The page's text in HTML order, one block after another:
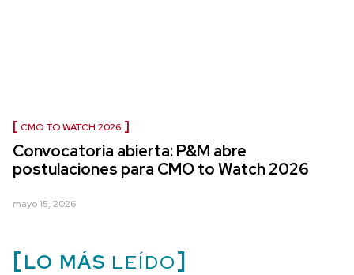
CMO TO WATCH 2026
Convocatoria abierta: P&M abre
postulaciones para CMO to Watch 2026
mayo 15, 2026
LO MÁS LEÍDO